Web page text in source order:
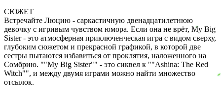
СЮЖЕТ
Встречайте Люцию - саркастичную двенадцатилетнюю
девочку с игривым чувством юмора. Если она не врёт, My Big
Sister - это атмосферная приключенческая игра с видом сверху,
глубоким сюжетом и прекрасной графикой, в которой две
сестры пытаются избавиться от проклятия, наложенного на
Сомбрию. ""My Big Sister"" - это сиквел к ""Ashina: The Red
Witch"", и между двумя играми можно найти множество
отсылок.